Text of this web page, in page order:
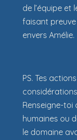
de l’équipe et
faisant
envers Amélie.
PS. Tes
Renseigne-toi
humaines ou
le domaine